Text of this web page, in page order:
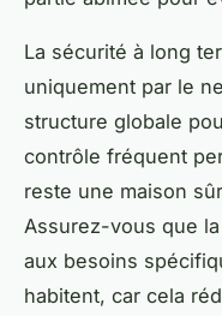
La sécurité à long
uniquement par le
structure globale
contrôle fréquent
reste une maison
Assurez-vous que
aux besoins
habitent, car cela